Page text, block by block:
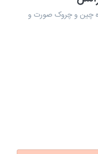
چین و چروک صورت و